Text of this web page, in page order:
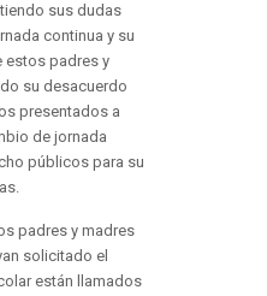
sus dudas
continua y su
estos padres y
su desacuerdo
presentados a
de jornada
públicos para su
padres y madres
solicitado el
están llamados